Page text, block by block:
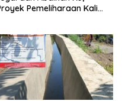
Pemeliharaan Kali